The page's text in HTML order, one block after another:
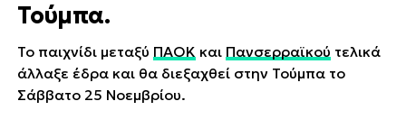
Τούμπα.
Το παιχνίδι μεταξύ ΠΑΟΚ και Πανσερραϊκού τελικά
άλλαξε έδρα και θα διεξαχθεί στην Τούμπα το
Σάββατο 25 Νοεμβρίου.